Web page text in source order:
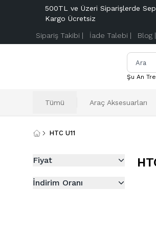
500TL ve Üzeri Siparişlerde
Kargo Ücretsiz
Sipariş Takibi | İade Talebi | Blog |
Şu An
Tümü Araç Aksesuarları
HTC U11
Fiyat
İndirim Oranı